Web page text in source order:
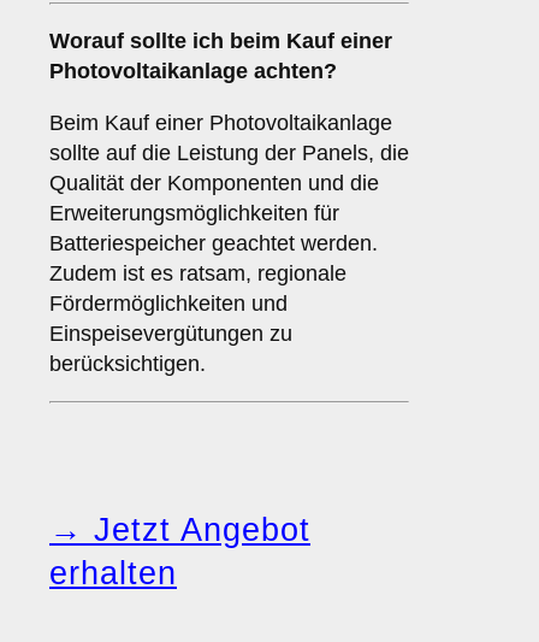
Worauf sollte ich beim Kauf einer
Photovoltaikanlage achten?
Beim Kauf einer Photovoltaikanlage
sollte auf die Leistung der Panels, die
Qualität der Komponenten und die
Erweiterungsmöglichkeiten für
Batteriespeicher geachtet werden.
Zudem ist es ratsam, regionale
Fördermöglichkeiten und
Einspeisevergütungen zu
berücksichtigen.
→ Jetzt Angebot
erhalten